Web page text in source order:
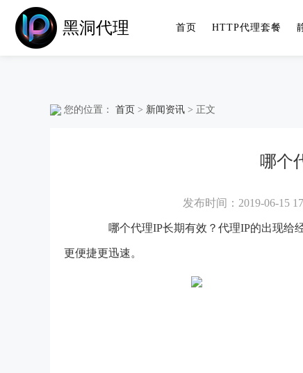
黑洞代理 首页 HTTP代理套餐
您的位置： 首页 > 新闻资讯 > 正文
哪个
发布时间：2019-06-15
哪个代理IP长期有效？代理IP的出现给
更便捷更迅速。